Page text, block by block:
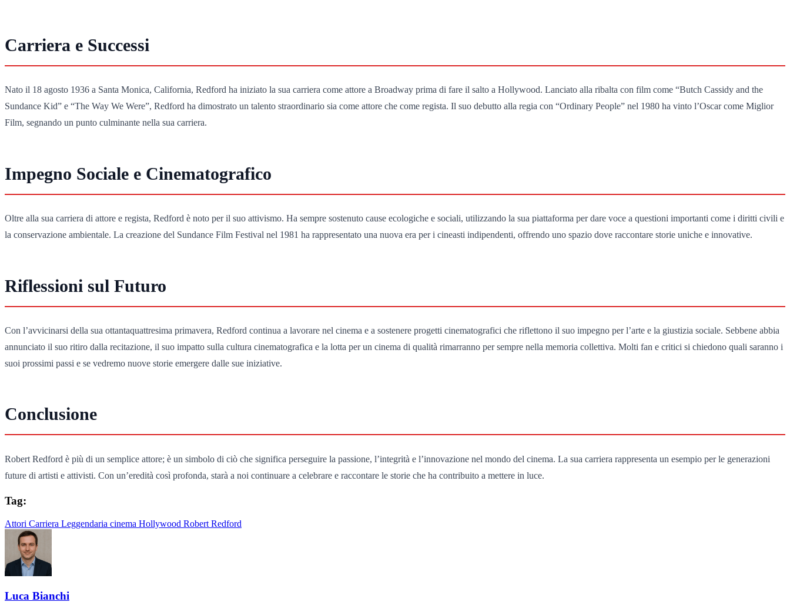
Carriera e Successi
Nato il 18 agosto 1936 a Santa Monica, California, Redford ha iniziato la sua carriera come attore a Broadway prima di fare il salto a Hollywood. Lanciato alla ribalta con film come “Butch Cassidy and the
Sundance Kid” e “The Way We Were”, Redford ha dimostrato un talento straordinario sia come attore che come regista. Il suo debutto alla regia con “Ordinary People” nel 1980 ha vinto l’Oscar come Miglior
Film, segnando un punto culminante nella sua carriera.
Impegno Sociale e Cinematografico
Oltre alla sua carriera di attore e regista, Redford è noto per il suo attivismo. Ha sempre sostenuto cause ecologiche e sociali, utilizzando la sua piattaforma per dare voce a questioni importanti come i diritti civili e
la conservazione ambientale. La creazione del Sundance Film Festival nel 1981 ha rappresentato una nuova era per i cineasti indipendenti, offrendo uno spazio dove raccontare storie uniche e innovative.
Riflessioni sul Futuro
Con l’avvicinarsi della sua ottantaquattresima primavera, Redford continua a lavorare nel cinema e a sostenere progetti cinematografici che riflettono il suo impegno per l’arte e la giustizia sociale. Sebbene abbia
annunciato il suo ritiro dalla recitazione, il suo impatto sulla cultura cinematografica e la lotta per un cinema di qualità rimarranno per sempre nella memoria collettiva. Molti fan e critici si chiedono quali saranno i
suoi prossimi passi e se vedremo nuove storie emergere dalle sue iniziative.
Conclusione
Robert Redford è più di un semplice attore; è un simbolo di ciò che significa perseguire la passione, l’integrità e l’innovazione nel mondo del cinema. La sua carriera rappresenta un esempio per le generazioni
future di artisti e attivisti. Con un’eredità così profonda, starà a noi continuare a celebrare e raccontare le storie che ha contribuito a mettere in luce.
Tag:
Attori Carriera Leggendaria cinema Hollywood Robert Redford
Luca Bianchi